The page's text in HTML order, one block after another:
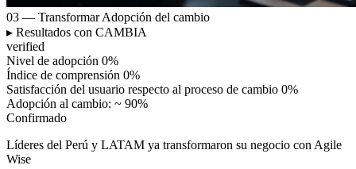
03 — Transformar Adopción del cambio
▸ Resultados con CAMBIA
verified
Nivel de adopción 0%
Índice de comprensión 0%
Satisfacción del usuario respecto al proceso de cambio 0%
Adopción al cambio: ~ 90%
Confirmado
Líderes del Perú y LATAM ya transformaron su negocio con Agile
Wise